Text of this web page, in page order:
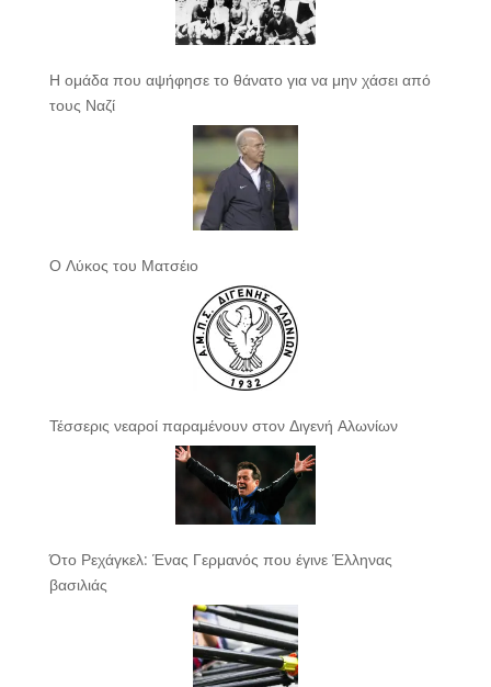
Η ομάδα που αψήφησε το θάνατο για να μην χάσει από
τους Ναζί
Ο Λύκος του Ματσέιο
Τέσσερις νεαροί παραμένουν στον Διγενή Αλωνίων
Ότο Ρεχάγκελ: Ένας Γερμανός που έγινε Έλληνας
βασιλιάς